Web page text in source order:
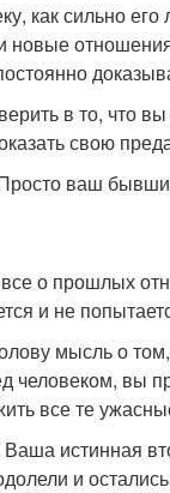
как сильно его
новые
в то, что
свою
ваш
о прошлых
и не
мысль о
человеком, вы
все те
истинная
и